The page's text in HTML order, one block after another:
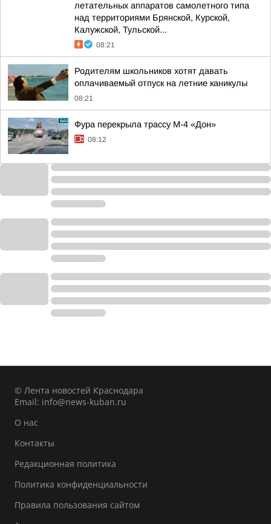
летательных аппаратов самолетного типа
над территориями Брянской, Курской,
Калужской, Тульской...
08:21
Родителям школьников хотят давать
оплачиваемый отпуск на летние каникулы
08:21
Фура перекрыла трассу М-4 «Дон»
08:12
© Лента новостей Краснодара
Email: info@news-kuban.ru
О нас
Контакты
Редакционная политика
Политика конфиденциальности
Правила пользования сайтом